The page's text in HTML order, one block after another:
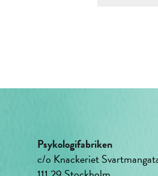
Psykologifabriken
c/o Knackeriet